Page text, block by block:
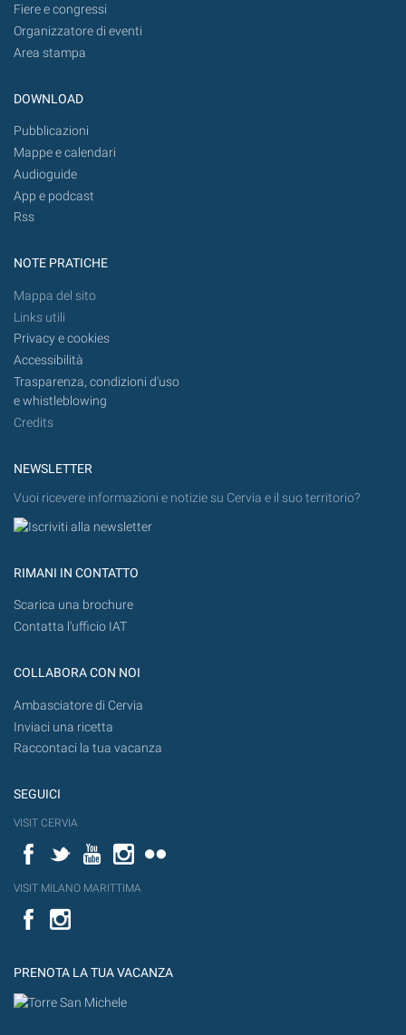
Fiere e congressi
Organizzatore di eventi
Area stampa
DOWNLOAD
Pubblicazioni
Mappe e calendari
Audioguide
App e podcast
Rss
NOTE PRATICHE
Mappa del sito
Links utili
Privacy e cookies
Accessibilità
Trasparenza, condizioni d'uso
e whistleblowing
Credits
NEWSLETTER
Vuoi ricevere informazioni e notizie su Cervia e il suo territorio?
RIMANI IN CONTATTO
Scarica una brochure
Contatta l'ufficio IAT
COLLABORA CON NOI
Ambasciatore di Cervia
Inviaci una ricetta
Raccontaci la tua vacanza
SEGUICI
VISIT CERVIA
FacebookTwitterYouTubeInstagram
VISIT MILANO MARITTIMA
Facebook
PRENOTA LA TUA VACANZA